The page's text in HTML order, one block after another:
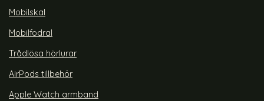
Tillgänglighet:
Lagervara
Mobilskal
Mobilfodral
Trådlösa hörlurar
AirPods tillbehör
Apple Watch armband